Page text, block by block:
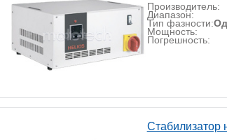
Производитель:
Диапазон:
Тип фазности:
Мощность:
Погрешность:
Стабилизатор